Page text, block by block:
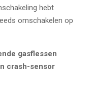
hebt
omschakelen op
gasflessen
crash-sensor